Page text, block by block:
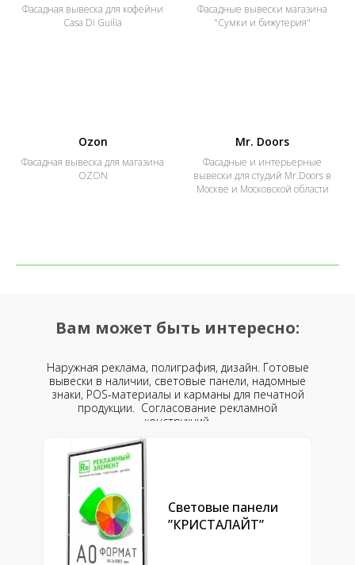
Фасадная вывеска для кофейни
Casa Di Guilia
Фасадные вывески магазина
"Сумки и бижутерия"
Ozon
Фасадная вывеска для магазина
OZON
Mr. Doors
Фасадные и интерьерные
вывески для студий Mr.Doors в
Москве и Московской области
Вам может быть интересно:
Наружная реклама, полиграфия, дизайн. Готовые
вывески в наличии, световые панели, надомные
знаки, POS-материалы и карманы для печатной
продукции. Согласование рекламной
конструкций.
Световые панели
”КРИСТАЛАЙТ”